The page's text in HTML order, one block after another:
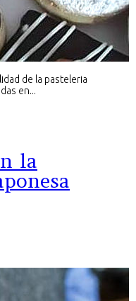
de la pasteleria
en...
la